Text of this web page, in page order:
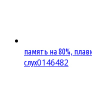
память на 80%,
слух0146482